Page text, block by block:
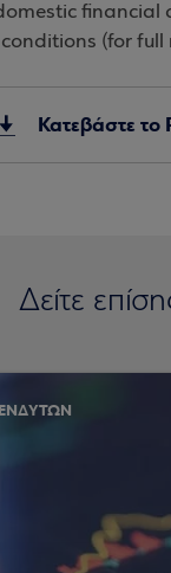
financial
(for full
Κατεβάστε το
Δείτε